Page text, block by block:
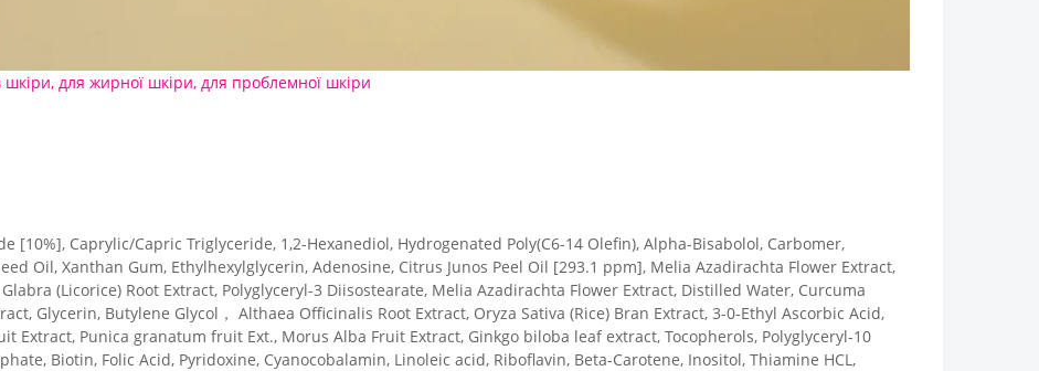
шкіри, для жирної шкіри, для проблемної шкіри
[10%], Caprylic/Capric Triglyceride, 1,2-Hexanediol, Hydrogenated Poly(C6-14 Olefin), Alpha-Bisabolol, Carbomer,
Oil, Xanthan Gum, Ethylhexylglycerin, Adenosine, Citrus Junos Peel Oil [293.1 ppm], Melia Azadirachta Flower Extract,
(Licorice) Root Extract, Polyglyceryl-3 Diisostearate, Melia Azadirachta Flower Extract, Distilled Water, Curcuma
Glycerin, Butylene Glycol， Althaea Officinalis Root Extract, Oryza Sativa (Rice) Bran Extract, 3-0-Ethyl Ascorbic Acid,
Extract, Punica granatum fruit Ext., Morus Alba Fruit Extract, Ginkgo biloba leaf extract, Tocopherols, Polyglyceryl-10
Biotin, Folic Acid, Pyridoxine, Cyanocobalamin, Linoleic acid, Riboflavin, Beta-Carotene, Inositol, Thiamine HCL,